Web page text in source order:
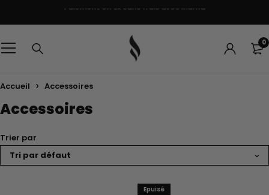
0
Accueil Accessoires
Accessoires
Trier par
Tri par défaut
Epuisé